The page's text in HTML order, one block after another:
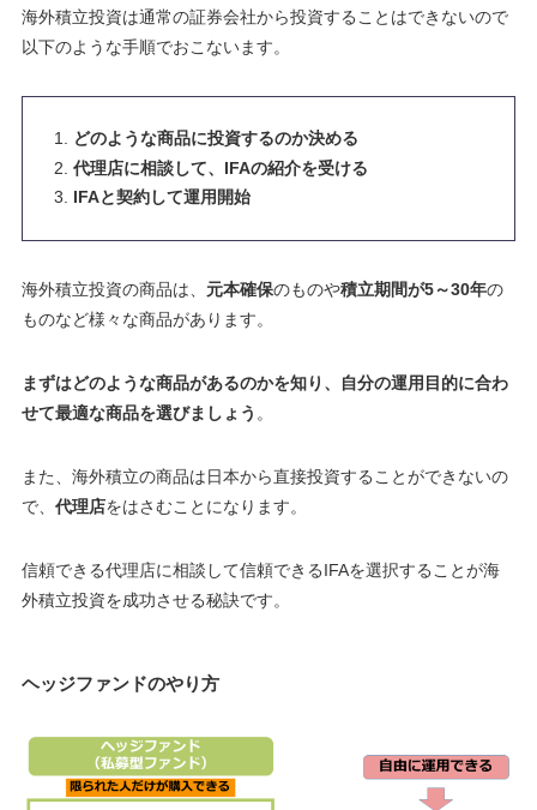
海外積立投資は通常の証券会社から投資することはできないので
以下のような手順でおこないます。
どのような商品に投資するのか決める
代理店に相談して、IFAの紹介を受ける
IFAと契約して運用開始
海外積立投資の商品は、 元本確保のものや積立期間が5～30年の
ものなど様々な商品があります。
まずはどのような商品があるのかを知り、自分の運用目的に合わ
せて最適な商品を選びましょう 。
また、海外積立の商品は日本から直接投資することができないの
で、 代理店をはさむことになります。
信頼できる代理店に相談して信頼できるIFAを選択することが海
外積立投資を成功させる秘訣です。
ヘッジファンドのやり方